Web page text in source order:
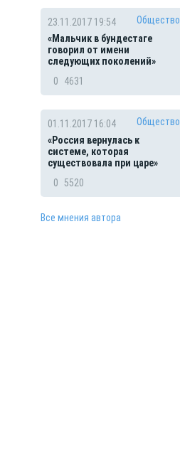
23.11.2017 19:54
Общество
«Мальчик в бундестаге
говорил от имени
следующих поколений»
0
4631
01.11.2017 16:04
Общество
«Россия вернулась к
системе, которая
существовала при царе»
0
5520
Все мнения автора